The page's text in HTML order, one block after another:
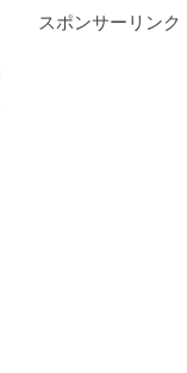
スポンサーリンク